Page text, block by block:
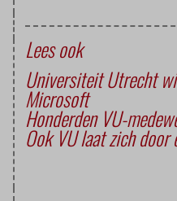
Lees ook
Universiteit Utrecht
Microsoft
Honderden VU-
Ook VU laat zich door